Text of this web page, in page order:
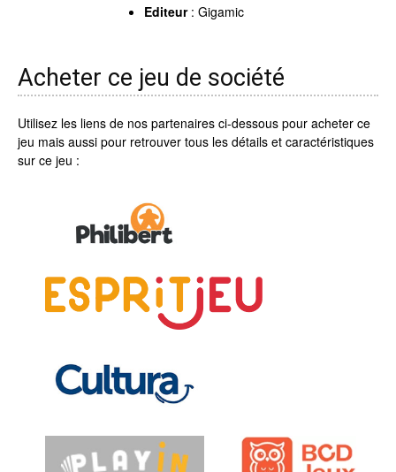
Editeur: Gigamic
Acheter ce jeu de société
Utilisez les liens de nos partenaires ci-dessous pour acheter ce
jeu mais aussi pour retrouver tous les détails et caractéristiques
sur ce jeu :